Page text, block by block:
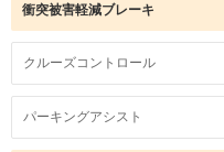
衝突被害軽減ブレーキ
クルーズコントロール
パーキングアシスト